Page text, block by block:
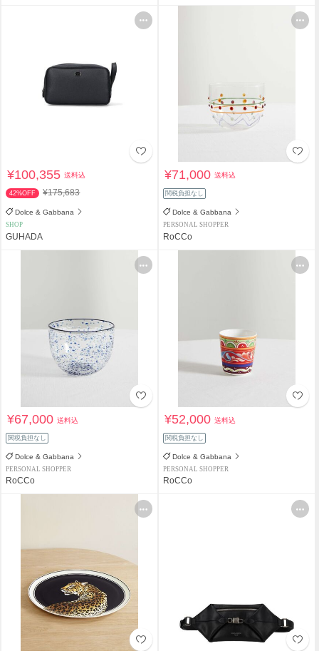
¥100,355送料込
42%OFF ¥175,683
Dolce & Gabbana
SHOP
GUHADA
¥71,000送料込
関税負担なし
Dolce & Gabbana
PERSONAL SHOPPER
RoCCo
¥67,000送料込
関税負担なし
Dolce & Gabbana
PERSONAL SHOPPER
RoCCo
¥52,000送料込
関税負担なし
Dolce & Gabbana
PERSONAL SHOPPER
RoCCo